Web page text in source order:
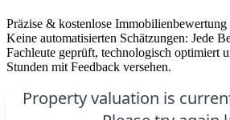
Präzise & kostenlose
Keine automatisierten Schätzungen: Jede
Fachleute geprüft, technologisch optimiert
Stunden mit Feedback versehen.